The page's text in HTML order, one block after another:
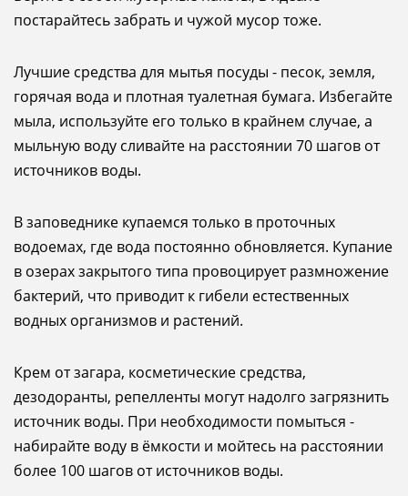
постарайтесь забрать и чужой мусор тоже.
Лучшие средства для мытья посуды - песок, земля,
горячая вода и плотная туалетная бумага. Избегайте
мыла, используйте его только в крайнем случае, а
мыльную воду сливайте на расстоянии 70 шагов от
источников воды.
В заповеднике купаемся только в проточных
водоемах, где вода постоянно обновляется. Купание
в озерах закрытого типа провоцирует размножение
бактерий, что приводит к гибели естественных
водных организмов и растений.
Крем от загара, косметические средства,
дезодоранты, репелленты могут надолго загрязнить
источник воды. При необходимости помыться -
набирайте воду в ёмкости и мойтесь на расстоянии
более 100 шагов от источников воды.